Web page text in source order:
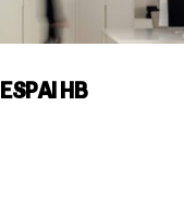
ESPAI HB